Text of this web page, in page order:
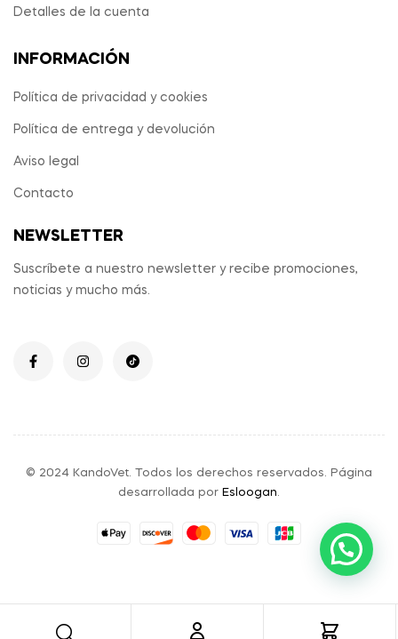
Detalles de la cuenta
INFORMACIÓN
Política de privacidad y cookies
Política de entrega y devolución
Aviso legal
Contacto
NEWSLETTER
Suscríbete a nuestro newsletter y recibe promociones,
noticias y mucho más.
© 2024 KandoVet. Todos los derechos reservados. Página
desarrollada por Esloogan.